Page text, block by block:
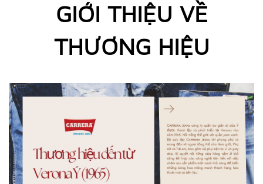
GIỚI THIỆU VỀ
THƯƠNG HIỆU